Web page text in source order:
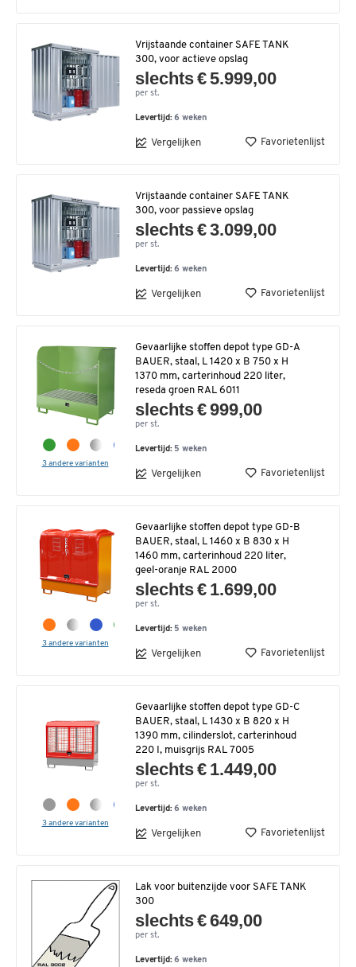
Vrijstaande container SAFE TANK
300, voor actieve opslag
slechts € 5.999,00
per st.
Levertijd:6 weken
Vergelijken Favorietenlijst
Vrijstaande container SAFE TANK
300, voor passieve opslag
slechts € 3.099,00
per st.
Levertijd:6 weken
Vergelijken Favorietenlijst
3 andere varianten
Gevaarlijke stoffen depot type GD-A
BAUER, staal, L 1420 x B 750 x H
1370 mm, carterinhoud 220 liter,
reseda groen RAL 6011
slechts € 999,00
per st.
Levertijd: 5 weken
Vergelijken Favorietenlijst
3 andere varianten
Gevaarlijke stoffen depot type GD-B
BAUER, staal, L 1460 x B 830 x H
1460 mm, carterinhoud 220 liter,
geel-oranje RAL 2000
slechts € 1.699,00
per st.
Levertijd: 5 weken
Vergelijken Favorietenlijst
3 andere varianten
Gevaarlijke stoffen depot type GD-C
BAUER, staal, L 1430 x B 820 x H
1390 mm, cilinderslot, carterinhoud
220 I, muisgrijs RAL 7005
slechts € 1.449,00
per st.
Levertijd:6 weken
Vergelijken Favorietenlijst
Lak voor buitenzijde voor SAFE TANK
300
slechts € 649,00
per st.
Levertijd:6 weken